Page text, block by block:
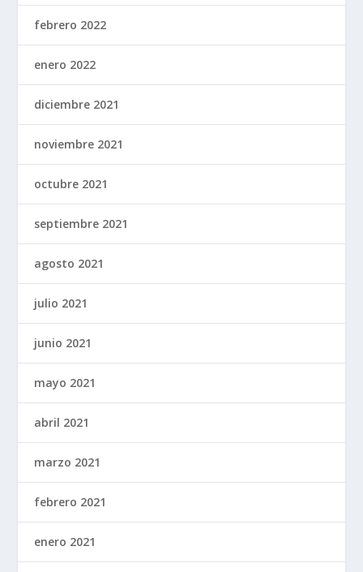
febrero 2022
enero 2022
diciembre 2021
noviembre 2021
octubre 2021
septiembre 2021
agosto 2021
julio 2021
junio 2021
mayo 2021
abril 2021
marzo 2021
febrero 2021
enero 2021